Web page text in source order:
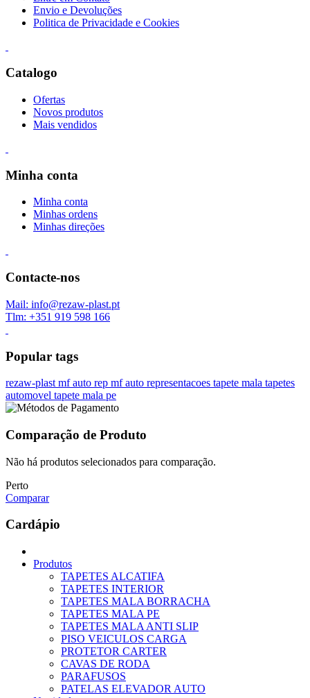
Envio e Devoluções
Politica de Privacidade e Cookies
Catalogo
Ofertas
Novos produtos
Mais vendidos
Minha conta
Minha conta
Minhas ordens
Minhas direções
Contacte-nos
Mail: info@rezaw-plast.pt
Tlm: +351 919 598 166
Popular tags
rezaw-plast mf auto rep mf auto representacoes tapete mala tapetes
automovel tapete mala pe
Comparação de Produto
Não há produtos selecionados para comparação.
Perto
Comparar
Cardápio
Produtos
TAPETES ALCATIFA
TAPETES INTERIOR
TAPETES MALA BORRACHA
TAPETES MALA PE
TAPETES MALA ANTI SLIP
PISO VEICULOS CARGA
PROTETOR CARTER
CAVAS DE RODA
PARAFUSOS
PATELAS ELEVADOR AUTO